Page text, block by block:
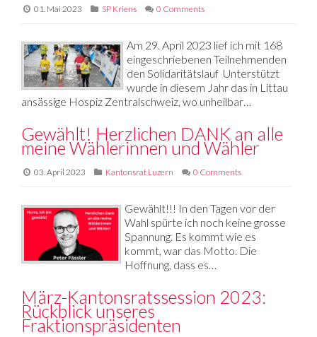
01. Mai 2023 SP Kriens 0 Comments
Am 29. April 2023 lief ich mit 168
eingeschriebenen Teilnehmenden
den Solidaritätslauf Unterstützt
wurde in diesem Jahr das in Littau
ansässige Hospiz Zentralschweiz, wo unheilbar…
Gewählt! Herzlichen DANK an alle
meine Wählerinnen und Wähler
03. April 2023 Kantonsrat Luzern 0 Comments
Gewählt!!! In den Tagen vor der
Wahl spürte ich noch keine grosse
Spannung. Es kommt wie es
kommt, war das Motto. Die
Hoffnung, dass es…
März-Kantonsratssession 2023:
Rückblick unseres
Fraktionspräsidenten